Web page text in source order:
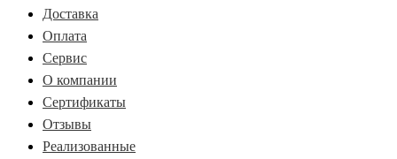
Доставка
Оплата
Сервис
О компании
Сертификаты
Отзывы
Реализованные